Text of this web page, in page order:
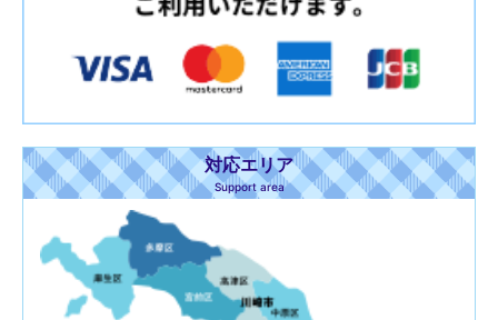
対応エリア
Support area